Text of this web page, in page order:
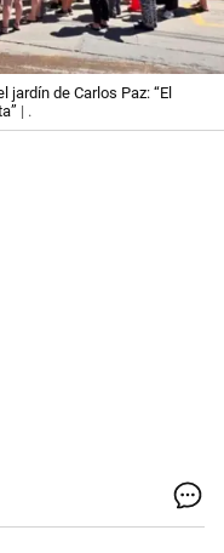
jardín de Carlos Paz: “El
| .